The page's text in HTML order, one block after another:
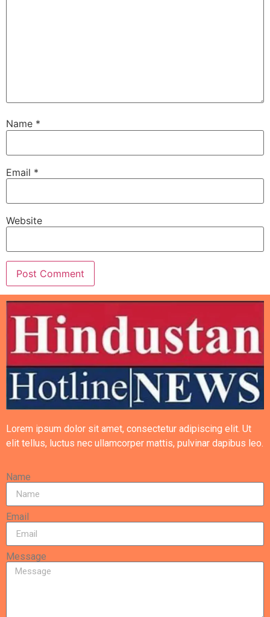
Name *
Email *
Website
Lorem ipsum dolor sit amet, consectetur adipiscing elit. Ut
elit tellus, luctus nec ullamcorper mattis, pulvinar dapibus leo.
Name
Email
Message